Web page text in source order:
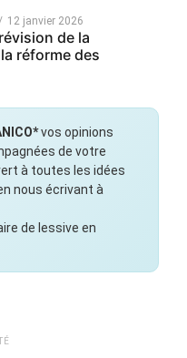
12 janvier 2026
de la
réforme des
vos opinions
de votre
à toutes les idées
nous écrivant à
de lessive en